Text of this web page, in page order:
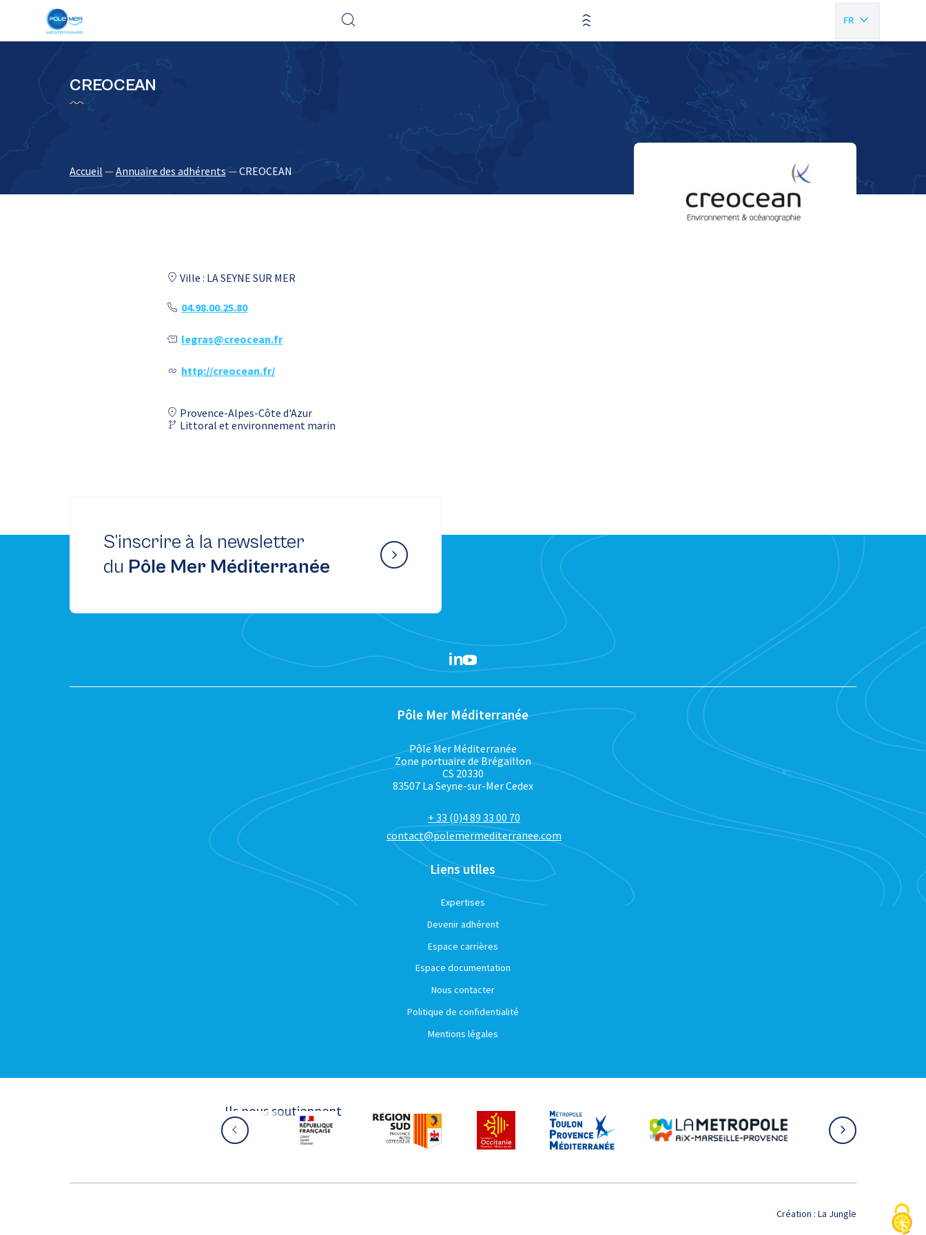
FR
CREOCEAN
Accueil —Annuaire des adhérents —CREOCEAN
Ville : LA SEYNE SUR MER
04.98.00.25.80
legras@creocean.fr
http://creocean.fr/
Provence-Alpes-Côte d'Azur
Littoral et environnement marin
S’inscrire à la newsletter
du Pôle Mer Méditerranée
Pôle Mer Méditerranée
Pôle Mer Méditerranée
Zone portuaire de Brégaillon
CS 20330
83507 La Seyne-sur-Mer Cedex
+ 33 (0)4 89 33 00 70
contact@polemermediterranee.com
Liens utiles
Expertises
Devenir adhérent
Espace carrières
Espace documentation
Nous contacter
Politique de confidentialité
Mentions légales
Ils nous soutiennent
Création :La Jungle
Panneau de gestion des cookies